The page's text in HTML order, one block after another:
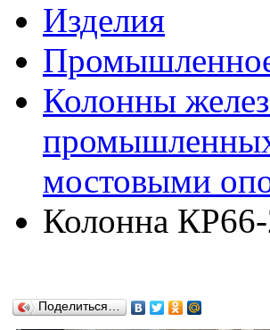
Изделия
Промышленное
Колонны
мостовыми
Колонна
Поделиться…